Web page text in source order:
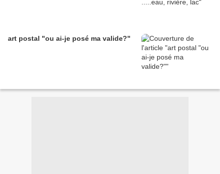
art postal "ou ai-je posé ma valide?"